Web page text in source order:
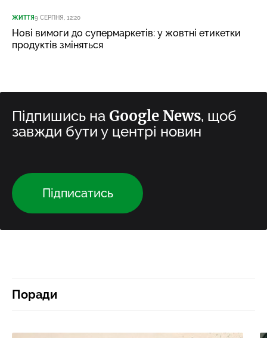
ЖИТТЯ9 СЕРПНЯ, 12:20
Нові вимоги до супермаркетів: у жовтні етикетки
продуктів зміняться
Підпишись на Google News, щоб
завжди бути у центрі новин
Підписатись
Поради